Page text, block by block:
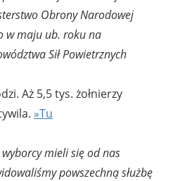
Obrony Narodowej
w maju ub. roku na
Sił Powietrznych
Aż 5,5 tys. żołnierzy
»Tu
mieli się od nas
powszechną służbę